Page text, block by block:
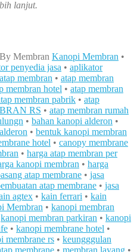
lanjut.
By Membran Kanopi Membran •
penyedia jasa • aplikator
atap membran • atap membran
membran hotel • atap membran
membran pabrik • atap
RS • atap membran rumah
• bahan kanopi alderon •
• bentuk kanopi membran
hotel • canopy membrane
• harga atap membran per
kanopi membran • harga
atap membrane • jasa
atap membrane • jasa
agtex • kain ferrari • kain
Membran • kanopi membran
kanopi membran parkiran • kanopi
• kanopi membrane hotel •
membrane rs • keungggulan
membrane • membran layang •